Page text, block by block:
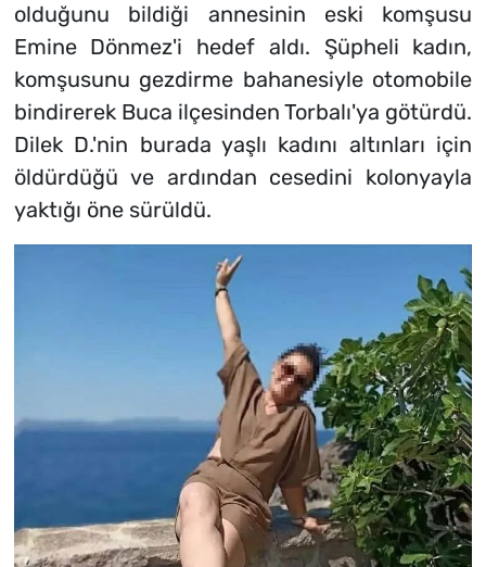
olduğunu bildiği annesinin eski komşusu
Emine Dönmez'i hedef aldı. Şüpheli kadın,
komşusunu gezdirme bahanesiyle otomobile
bindirerek Buca ilçesinden Torbalı'ya götürdü.
Dilek D.'nin burada yaşlı kadını altınları için
öldürdüğü ve ardından cesedini kolonyayla
yaktığı öne sürüldü.